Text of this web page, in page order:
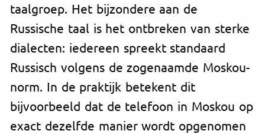
taalgroep. Het bijzondere aan de
Russische taal is het ontbreken van sterke
dialecten: iedereen spreekt standaard
Russisch volgens de zogenaamde Moskou-
norm. In de praktijk betekent dit
bijvoorbeeld dat de telefoon in Moskou op
exact dezelfde manier wordt opgenomen